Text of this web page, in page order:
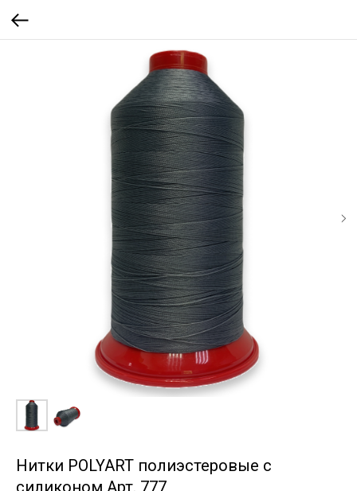
Нитки POLYART полиэстеровые с
силиконом Арт. 777